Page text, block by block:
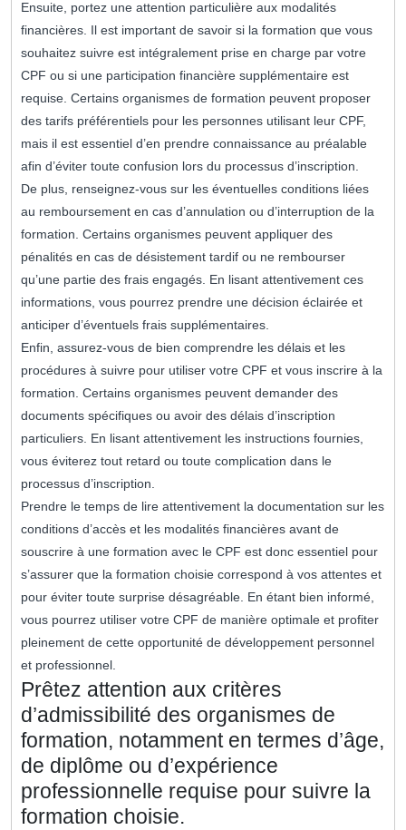
Ensuite, portez une attention particulière aux modalités
financières. Il est important de savoir si la formation que vous
souhaitez suivre est intégralement prise en charge par votre
CPF ou si une participation financière supplémentaire est
requise. Certains organismes de formation peuvent proposer
des tarifs préférentiels pour les personnes utilisant leur CPF,
mais il est essentiel d’en prendre connaissance au préalable
afin d’éviter toute confusion lors du processus d’inscription.
De plus, renseignez-vous sur les éventuelles conditions liées
au remboursement en cas d’annulation ou d’interruption de la
formation. Certains organismes peuvent appliquer des
pénalités en cas de désistement tardif ou ne rembourser
qu’une partie des frais engagés. En lisant attentivement ces
informations, vous pourrez prendre une décision éclairée et
anticiper d’éventuels frais supplémentaires.
Enfin, assurez-vous de bien comprendre les délais et les
procédures à suivre pour utiliser votre CPF et vous inscrire à la
formation. Certains organismes peuvent demander des
documents spécifiques ou avoir des délais d’inscription
particuliers. En lisant attentivement les instructions fournies,
vous éviterez tout retard ou toute complication dans le
processus d’inscription.
Prendre le temps de lire attentivement la documentation sur les
conditions d’accès et les modalités financières avant de
souscrire à une formation avec le CPF est donc essentiel pour
s’assurer que la formation choisie correspond à vos attentes et
pour éviter toute surprise désagréable. En étant bien informé,
vous pourrez utiliser votre CPF de manière optimale et profiter
pleinement de cette opportunité de développement personnel
et professionnel.
Prêtez attention aux critères
d’admissibilité des organismes de
formation, notamment en termes d’âge,
de diplôme ou d’expérience
professionnelle requise pour suivre la
formation choisie.